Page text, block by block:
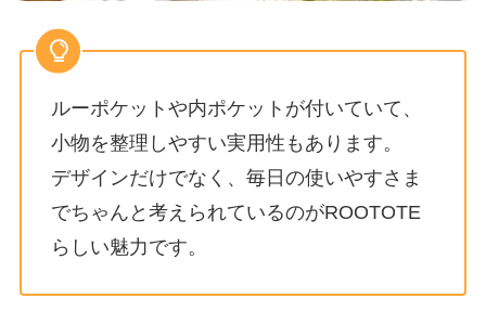
ルーポケットや内ポケットが付いていて、
小物を整理しやすい実用性もあります。
デザインだけでなく、毎日の使いやすさま
でちゃんと考えられているのがROOTOTE
らしい魅力です。